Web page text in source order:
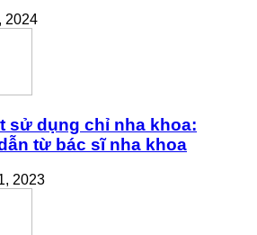
2024
sử dụng chỉ nha khoa:
từ bác sĩ nha khoa
2023